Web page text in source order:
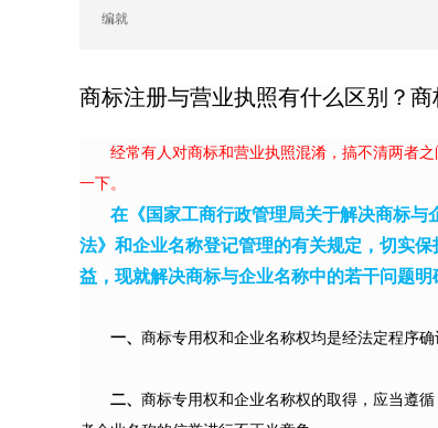
编就
商标注册与营业执照有什么区别？
经常有人对商标和营业执照混淆，搞不清两者
一下。
在《国家工商行政管理局关于解决商标
法》和企业名称登记管理的有关规定，切实
益，现就解决商标与企业名称中的若干问题明
一、 商标专用权和企业名称权均是经法定程序
二、 商标专用权和企业名称权的取得，应当遵